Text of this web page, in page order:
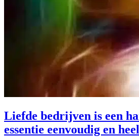
Liefde bedrijven is een
essentie eenvoudig en